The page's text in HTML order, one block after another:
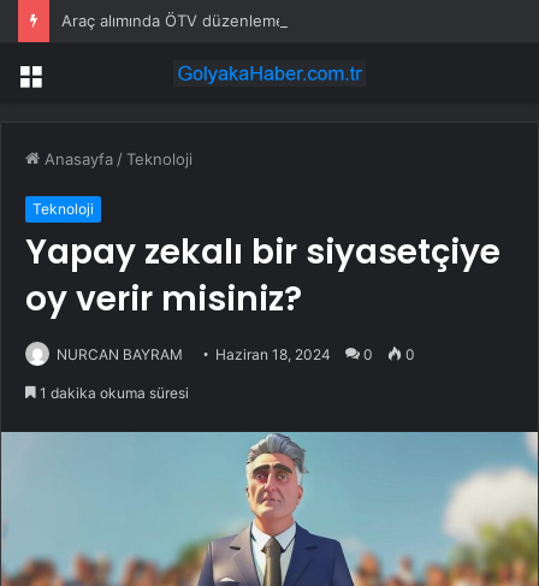
Menü
Anasayfa /Teknoloji
Teknoloji
Yapay zekalı bir siyasetçiye
oy verir misiniz?
NURCAN BAYRAM Haziran 18, 2024 0 0
1 dakika okuma süresi